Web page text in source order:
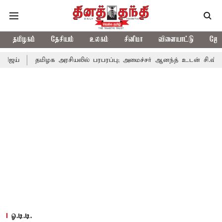
தமிழகம் தேசியம் உலகம் சினிமா விளையாட்டு
அரசியலில் பரபரப்பு; அமைச்சர் ஆனந்த் உடன் சி.வி. சண்முகம்,
ஓ.டி.டி.